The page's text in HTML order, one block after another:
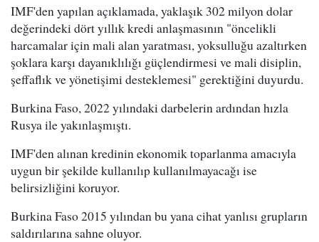
IMF'den yapılan açıklamada, yaklaşık 302 milyon dolar
değerindeki dört yıllık kredi anlaşmasının "öncelikli
harcamalar için mali alan yaratması, yoksulluğu azaltırken
şoklara karşı dayanıklılığı güçlendirmesi ve mali disiplin,
şeffaflık ve yönetişimi desteklemesi" gerektiğini duyurdu.
Burkina Faso, 2022 yılındaki darbelerin ardından hızla
Rusya ile yakınlaşmıştı.
IMF'den alınan kredinin ekonomik toparlanma amacıyla
uygun bir şekilde kullanılıp kullanılmayacağı ise
belirsizliğini koruyor.
Burkina Faso 2015 yılından bu yana cihat yanlısı grupların
saldırılarına sahne oluyor.